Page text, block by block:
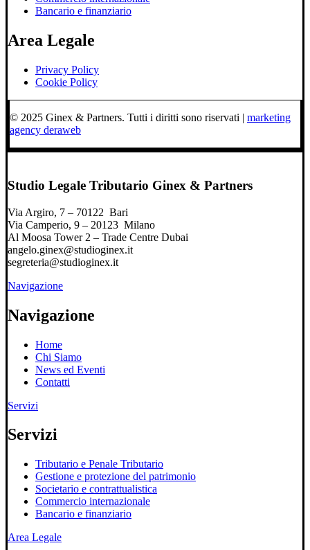
Bancario e finanziario
Area Legale
Privacy Policy
Cookie Policy
© 2025 Ginex & Partners. Tutti i diritti sono riservati | marketing
agency deraweb
Studio Legale Tributario Ginex & Partners
Via Argiro, 7 – 70122 Bari
Via Camperio, 9 – 20123 Milano
Al Moosa Tower 2 – Trade Centre Dubai
angelo.ginex@studioginex.it
segreteria@studioginex.it
Navigazione
Navigazione
Home
Chi Siamo
News ed Eventi
Contatti
Servizi
Servizi
Tributario e Penale Tributario
Gestione e protezione del patrimonio
Societario e contrattualistica
Commercio internazionale
Bancario e finanziario
Area Legale